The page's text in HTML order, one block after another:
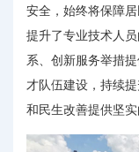
安全，始终将保障
提升了专业技术人
系、创新服务举措
才队伍建设，持续
和民生改善提供坚实